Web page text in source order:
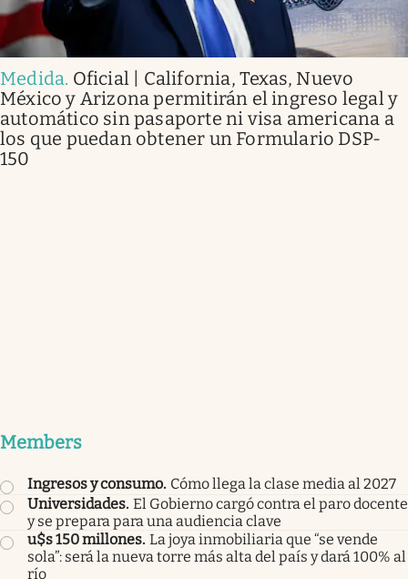
Medida. Oficial | California, Texas, Nuevo
México y Arizona permitirán el ingreso legal y
automático sin pasaporte ni visa americana a
los que puedan obtener un Formulario DSP-
150
Members
Ingresos y consumo. Cómo llega la clase media al 2027
Universidades. El Gobierno cargó contra el paro docente
y se prepara para una audiencia clave
u$s 150 millones. La joya inmobiliaria que “se vende
sola”: será la nueva torre más alta del país y dará 100% al
río